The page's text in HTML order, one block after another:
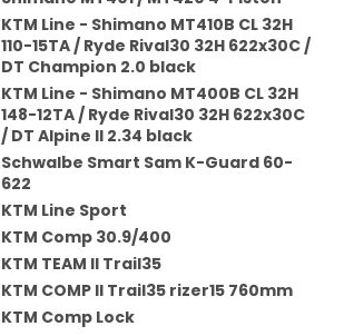
KTM Line - Shimano MT410B CL 32H
110-15TA / Ryde Rival30 32H 622x30C /
DT Champion 2.0 black
KTM Line - Shimano MT400B CL 32H
148-12TA / Ryde Rival30 32H 622x30C
/ DT Alpine II 2.34 black
Schwalbe Smart Sam K-Guard 60-
622
KTM Line Sport
KTM Comp 30.9/400
KTM TEAM II Trail35
KTM COMP II Trail35 rizer15 760mm
KTM Comp Lock